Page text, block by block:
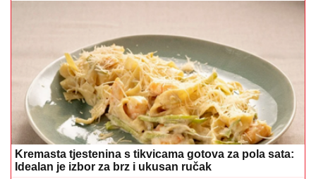
Kremasta tjestenina s tikvicama gotova za pola sata:
Idealan je izbor za brz i ukusan ručak